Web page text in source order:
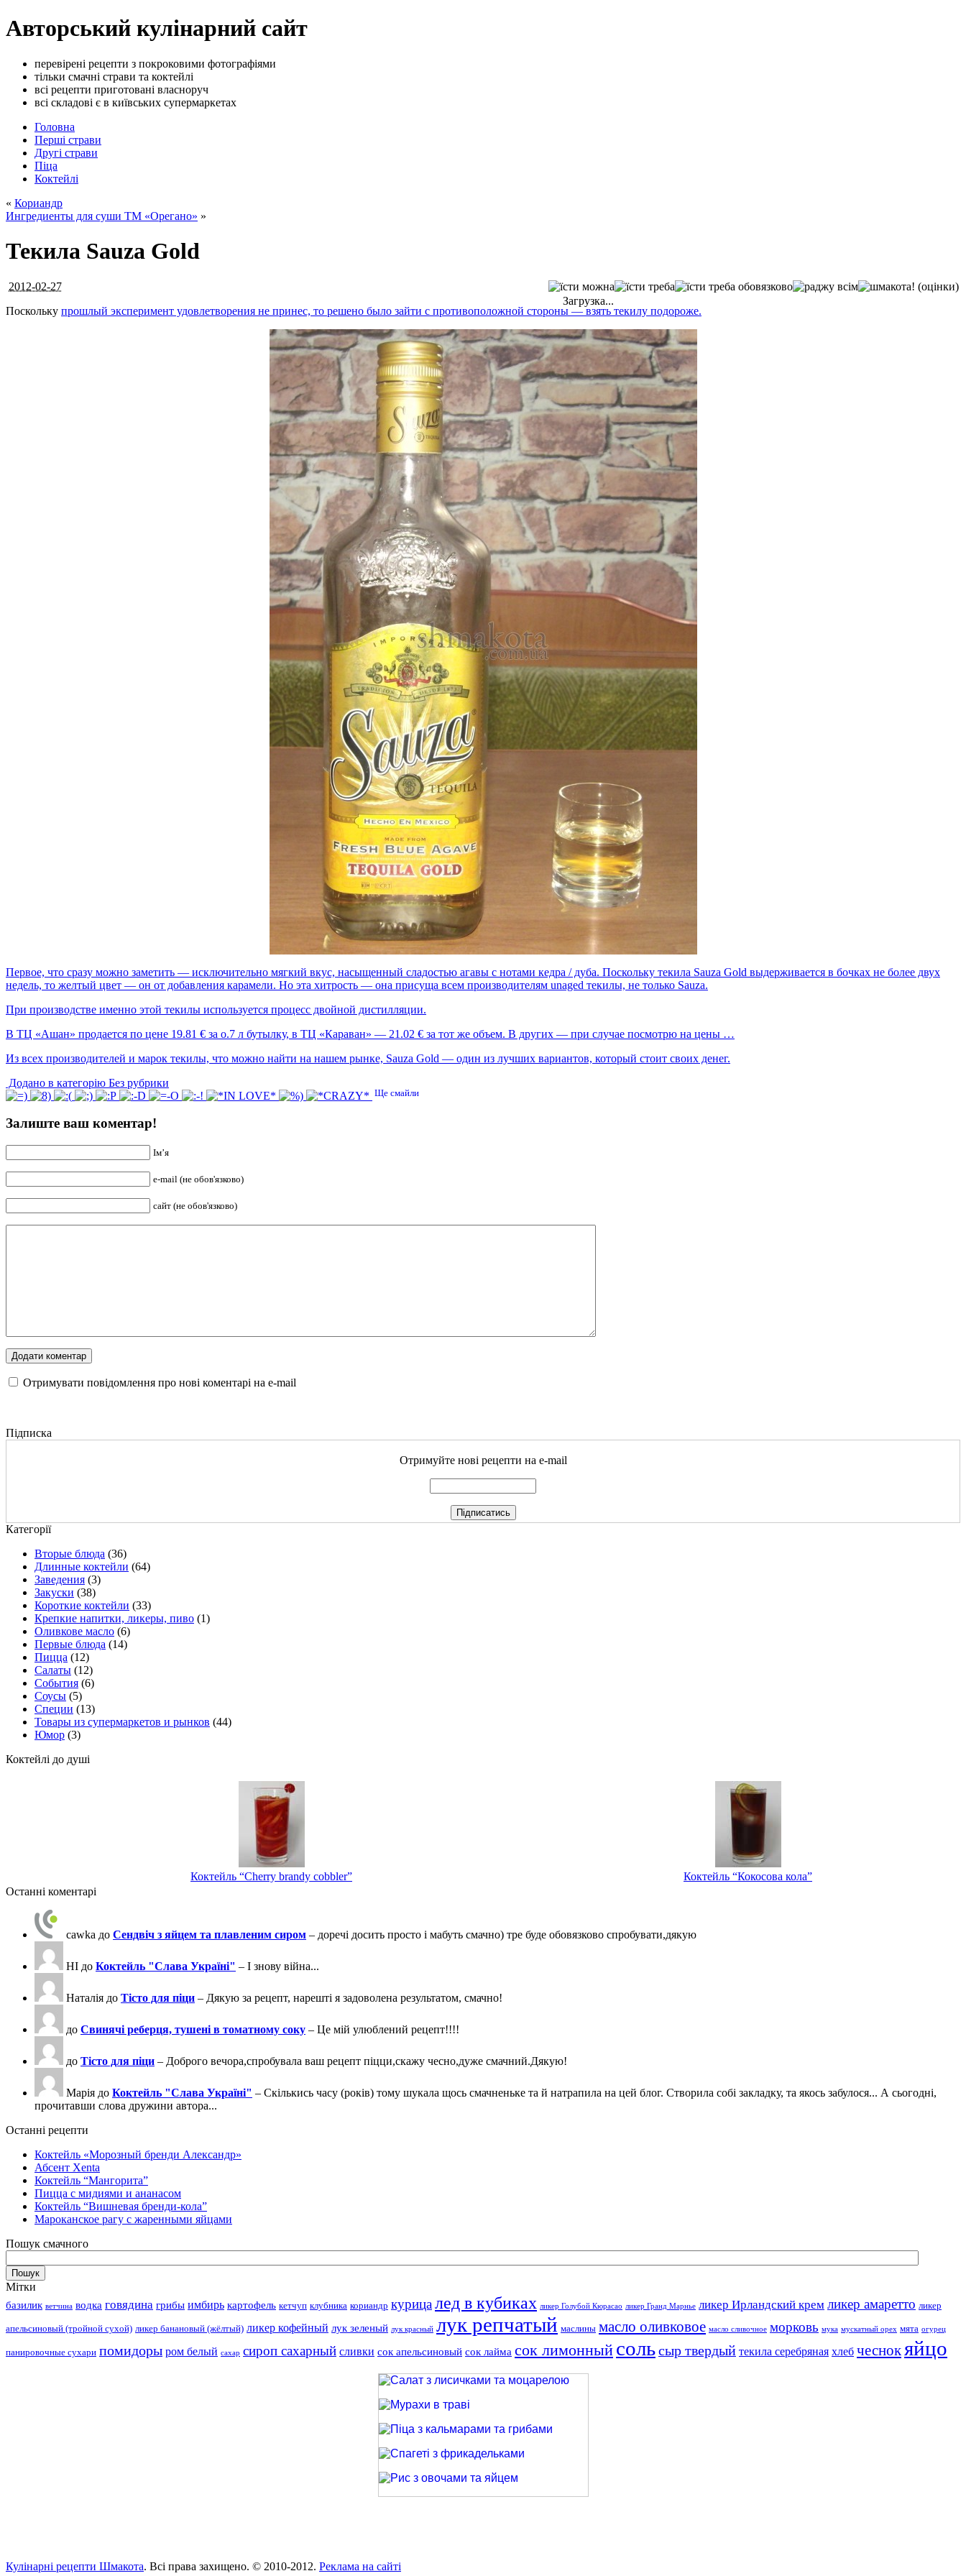
Авторський кулінарний сайт
перевірені рецепти з покроковими фотографіями
тільки смачні страви та коктейлі
всі рецепти приготовані власноруч
всі складові є в київських супермаркетах
Головна
Перші страви
Другі страви
Піца
Коктейлі
« Кориандр
Ингредиенты для суши ТМ «Орегано» »
Текила Sauza Gold
2012-02-27
(оцінки)
Загрузка...
Поскольку прошлый эксперимент удовлетворения не принес, то решено было зайти с противоположной стороны — взять текилу подороже.
Первое, что сразу можно заметить — исключительно мягкий вкус, насыщенный сладостью агавы с нотами кедра / дуба. Поскольку текила Sauza Gold выдерживается в бочках не более двух
недель, то желтый цвет — он от добавления карамели. Но эта хитрость — она присуща всем производителям unaged текилы, не только Sauza.
При производстве именно этой текилы используется процесс двойной дистилляции.
В ТЦ «Ашан» продается по цене 19.81 € за о.7 л бутылку, в ТЦ «Караван» — 21.02 € за тот же объем. В других — при случае посмотрю на цены …
Из всех производителей и марок текилы, что можно найти на нашем рынке, Sauza Gold — один из лучших вариантов, который стоит своих денег.
Додано в категорію Без рубрики
Ще смайли
Залиште ваш коментар!
Ім’я
e-mail (не обов'язково)
сайт (не обов'язково)
Отримувати повідомлення про нові коментарі на е-mail
Підписка
Отримуйте нові рецепти на e-mail
Категорії
Вторые блюда (36)
Длинные коктейли (64)
Заведения (3)
Закуски (38)
Короткие коктейли (33)
Крепкие напитки, ликеры, пиво (1)
Оливкове масло (6)
Первые блюда (14)
Пицца (12)
Салаты (12)
События (6)
Соусы (5)
Специи (13)
Товары из супермаркетов и рынков (44)
Юмор (3)
Коктейлі до душі
Коктейль “Cherry brandy cobbler”
Коктейль “Кокосова кола”
Останні коментарі
cawka до Сендвіч з яйцем та плавленим сиром – доречі досить просто і мабуть смачно) тре буде обовязково спробувати,дякую
НІ до Коктейль "Слава Україні" – І знову війна...
Наталія до Тісто для піци – Дякую за рецепт, нарешті я задоволена результатом, смачно!
до Свинячі реберця, тушені в томатному соку – Це мій улюблений рецепт!!!!
до Тісто для піци – Доброго вечора,спробувала ваш рецепт піцци,скажу чесно,дуже смачний.Дякую!
Марія до Коктейль "Слава Україні" – Скількись часу (років) тому шукала щось смачненьке та й натрапила на цей блог. Створила собі закладку, та якось забулося... А сьогодні,
прочитавши слова дружини автора...
Останні рецепти
Коктейль «Морозный бренди Александр»
Абсент Xenta
Коктейль “Мангорита”
Пицца с мидиями и ананасом
Коктейль “Вишневая бренди-кола”
Мароканское рагу с жаренными яйцами
Пошук смачного
Мітки
базилик ветчина водка говядина грибы имбирь картофель кетчуп клубника кориандр курицалед в кубиках ликер Голубой Кюрасао ликер Гранд Марнье ликер Ирландский крем ликер амаретто ликер
апельсиновый (тройной сухой) ликер банановый (жёлтый) ликер кофейный лук зеленый лук красный лук репчатый маслины масло оливковое масло сливочное морковь мука мускатный орех мята огурец
панировочные сухари помидоры ром белый сахар сироп сахарный сливки сок апельсиновый сок лайма сок лимонный сольсыр твердый текила серебряная хлеб чеснок яйцо
Кулінарні рецепти Шмакота. Всі права захищено. © 2010-2012. Реклама на сайті